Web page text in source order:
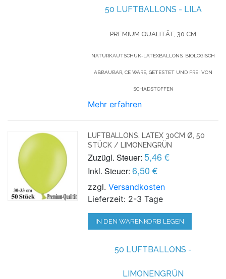
50 LUFTBALLONS - LILA
PREMIUM QUALITÄT, 30 CM
NATURKAUTSCHUK-LATEXBALLONS, BIOLOGISCH
ABBAUBAR, CE WARE, GETESTET UND FREI VON
SCHADSTOFFEN
Mehr erfahren
LUFTBALLONS, LATEX 30CM Ø, 50
STÜCK / LIMONENGRÜN
Zuzügl. Steuer: 5,46 €
Inkl. Steuer: 6,50 €
zzgl.Versandkosten
Lieferzeit: 2-3 Tage
IN DEN WARENKORB LEGEN
50 LUFTBALLONS -
LIMONENGRÜN